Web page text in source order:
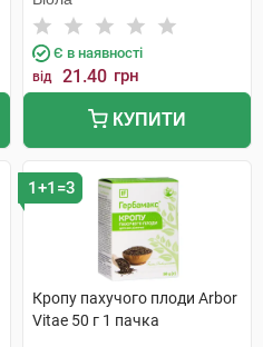
Є в наявності
від 21.40 грн
КУПИТИ
1+1=3
Кропу пахучого плоди Arbor
Vitae 50 г 1 пачка